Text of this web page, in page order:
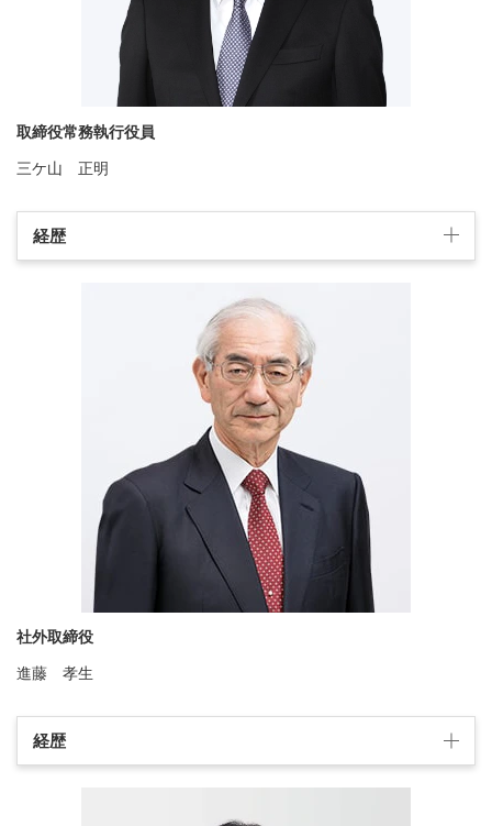
取締役常務執行役員
三ケ山 正明
経歴
社外取締役
進藤 孝生
経歴